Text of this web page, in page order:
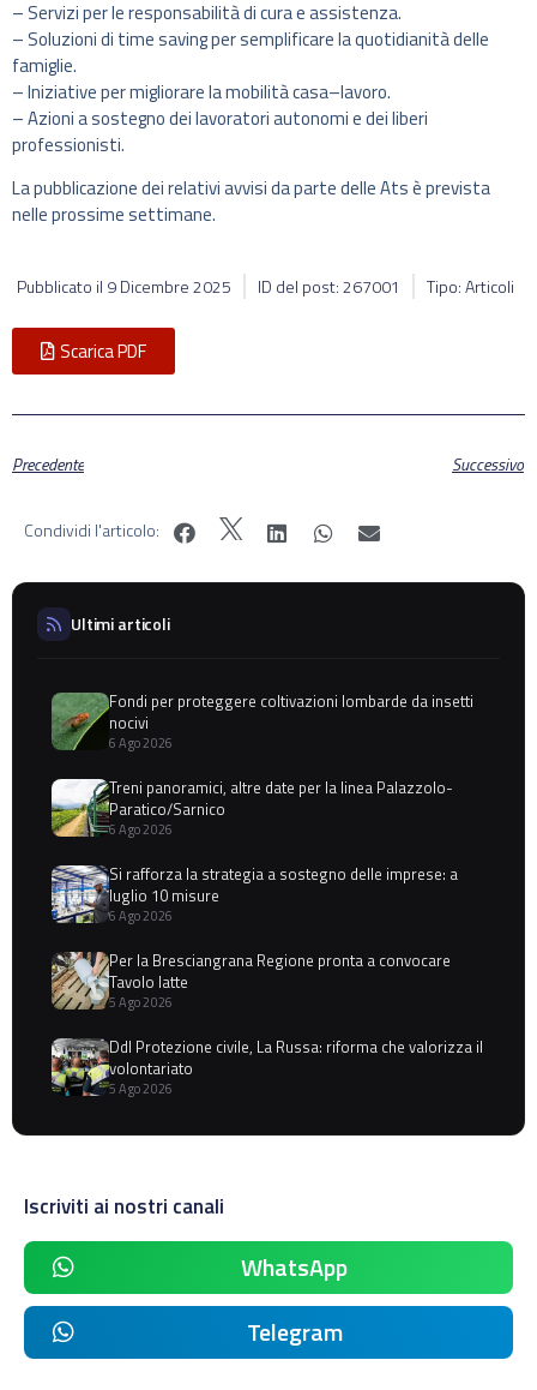
– Servizi per le responsabilità di cura e assistenza.
– Soluzioni di time saving per semplificare la quotidianità delle
famiglie.
– Iniziative per migliorare la mobilità casa–lavoro.
– Azioni a sostegno dei lavoratori autonomi e dei liberi
professionisti.
La pubblicazione dei relativi avvisi da parte delle Ats è prevista
nelle prossime settimane.
Pubblicato il 9 Dicembre 2025 ID del post: 267001 Tipo: Articoli
Scarica PDF
Precedente Successivo
Condividi l'articolo:
Ultimi articoli
Fondi per proteggere coltivazioni lombarde da insetti
nocivi
6 Ago 2026
Treni panoramici, altre date per la linea Palazzolo-
Paratico/Sarnico
6 Ago 2026
Si rafforza la strategia a sostegno delle imprese: a
luglio 10 misure
6 Ago 2026
Per la Bresciangrana Regione pronta a convocare
Tavolo latte
5 Ago 2026
Ddl Protezione civile, La Russa: riforma che valorizza il
volontariato
5 Ago 2026
Iscriviti ai nostri canali
WhatsApp
Telegram